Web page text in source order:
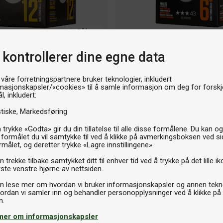
kontrollerer dine egne data
forretningspartnere bruker teknologier, inkludert
«cookies» til å samle informasjon om deg for
inkludert:
Markedsføring
trykke «Godta» gir du din tillatelse til alle disse formålene. Du kan
du vil samtykke til ved å klikke på avmerkingsboksen ved
og deretter trykke «Lagre innstillingene».
trekke tilbake samtykket ditt til enhver tid ved å trykke på det lille
venstre hjørne av nettsiden.
lese mer om hvordan vi bruker informasjonskapsler og annen
vi samler inn og behandler personopplysninger ved å klikke på
om informasjonskapsler
På lager
12-pack White Stiga Perform Premium 3-star 40+
119kr
Gummi pressrulle
129kr